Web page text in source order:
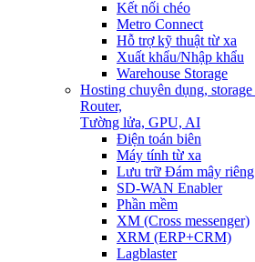
Kết nối chéo
Metro Connect
Hỗ trợ kỹ thuật từ xa
Xuất khẩu/Nhập khẩu
Warehouse Storage
Hosting chuyên dụng, storage
Router,
Tường lửa, GPU, AI
Điện toán biên
Máy tính từ xa
Lưu trữ Đám mây riêng
SD-WAN Enabler
Phần mềm
XM (Cross messenger)
XRM (ERP+CRM)
Lagblaster